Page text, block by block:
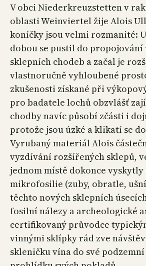
V obci Niederkreuzstetten v
oblasti Weinviertel žije Alois
koníčky jsou velmi rozmanité:
dobou se pustil do
sklepních chodeb a začal je
vlastnoručně vyhloubené
zkušenosti získané při
pro badatele lochů obzvlášť
chodby navíc působí zčásti i
protože jsou úzké a klikatí se
Vyrubaný materiál Alois
vyzdívání rozšířených sklepů,
jednom místě dokonce vyskytly
mikrofosilie (zuby, obratle,
těchto nových sklepních
fosilní nálezy a archeologické
certifikovaný průvodce
vinnými sklípky rád zve
skleničku vína do své